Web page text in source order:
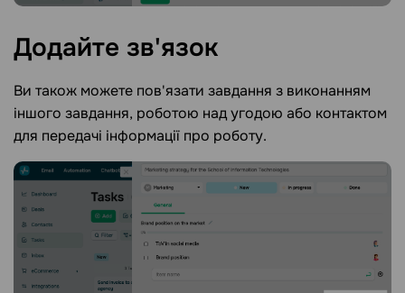
Додайте зв'язок
Ви також можете пов'язати завдання з виконанням
іншого завдання, роботою над угодою або контактом
для передачі інформації про роботу.